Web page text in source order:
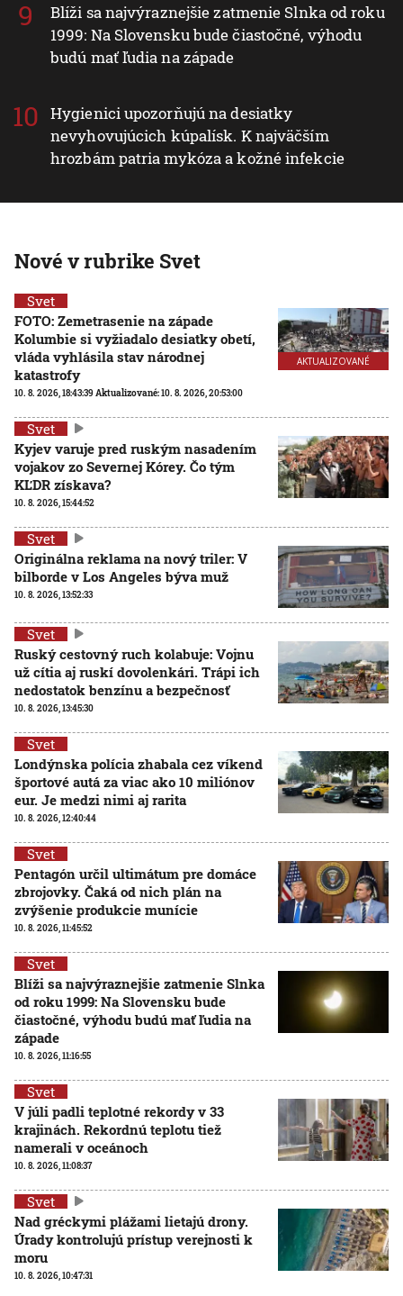
Blíži sa najvýraznejšie zatmenie Slnka od roku
1999: Na Slovensku bude čiastočné, výhodu
budú mať ľudia na západe
Hygienici upozorňujú na desiatky
nevyhovujúcich kúpalísk. K najväčším
hrozbám patria mykóza a kožné infekcie
Nové v rubrike Svet
AKTUALIZOVANÉ
Svet
FOTO: Zemetrasenie na západe
Kolumbie si vyžiadalo desiatky obetí,
vláda vyhlásila stav národnej
katastrofy
10. 8. 2026, 18:43:39Aktualizované:10. 8. 2026, 20:53:00
Svet
Kyjev varuje pred ruským nasadením
vojakov zo Severnej Kórey. Čo tým
KĽDR získava?
10. 8. 2026, 15:44:52
Svet
Originálna reklama na nový triler: V
bilborde v Los Angeles býva muž
10. 8. 2026, 13:52:33
Svet
Ruský cestovný ruch kolabuje: Vojnu
už cítia aj ruskí dovolenkári. Trápi ich
nedostatok benzínu a bezpečnosť
10. 8. 2026, 13:45:30
Svet
Londýnska polícia zhabala cez víkend
športové autá za viac ako 10 miliónov
eur. Je medzi nimi aj rarita
10. 8. 2026, 12:40:44
Svet
Pentagón určil ultimátum pre domáce
zbrojovky. Čaká od nich plán na
zvýšenie produkcie munície
10. 8. 2026, 11:45:52
Svet
Blíži sa najvýraznejšie zatmenie Slnka
od roku 1999: Na Slovensku bude
čiastočné, výhodu budú mať ľudia na
západe
10. 8. 2026, 11:16:55
Svet
V júli padli teplotné rekordy v 33
krajinách. Rekordnú teplotu tiež
namerali v oceánoch
10. 8. 2026, 11:08:37
Svet
Nad gréckymi plážami lietajú drony.
Úrady kontrolujú prístup verejnosti k
moru
10. 8. 2026, 10:47:31